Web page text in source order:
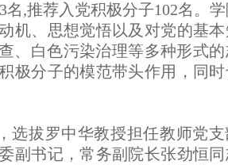
,推荐入党积极分子102名。
机、思想觉悟以及对党的基本
、白色污染治理等多种形式的
极分子的模范带头作用，同时
选拔罗中华教授担任教师党支
副书记，常务副院长张劲恒